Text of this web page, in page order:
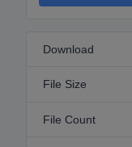
Download
File Size
File Count